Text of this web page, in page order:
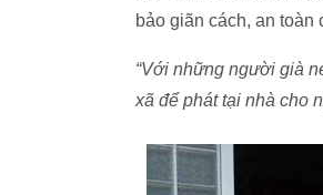
bảo giãn cách, an toàn
“Với những người già
xã để phát tại nhà cho